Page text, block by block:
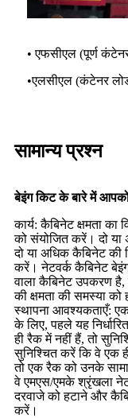
• एफसीएल (पूर्ण
•एलसीएल (कंटेनर
सामान्य प्रश्न
बेइंग किट के बारे में
कार्य: कैबिनेट क्षमता
को संयोजित करें। दो
दो या अधिक कैबिनेट की
करें। नेटवर्क कैबिनेट
वाला कैबिनेट उपकरण है,
की क्षमता की समस्या
स्थापना आवश्यकताएँ:
के लिए, पहले यह
ही रैक में नहीं हैं, तो
सुनिश्चित करें कि वे एक
तो एक रैक को उनके
वे एमएस/एमके श्रृंखला
दरवाजे को हटाने और
करें।